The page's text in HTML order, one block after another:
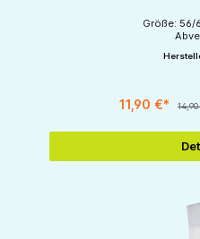
Größe:
11,90 €*